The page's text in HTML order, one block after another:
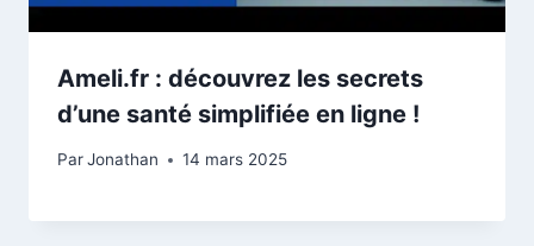
Ameli.fr : découvrez les secrets
d’une santé simplifiée en ligne !
ParJonathan 14 mars 2025